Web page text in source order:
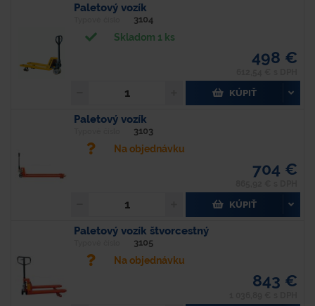
Paletový vozík
3104
Skladom 1 ks
498 €
KÚPIŤ
Paletový vozík
3103
Na objednávku
704 €
KÚPIŤ
Paletový vozík štvorcestný
3105
Na objednávku
843 €